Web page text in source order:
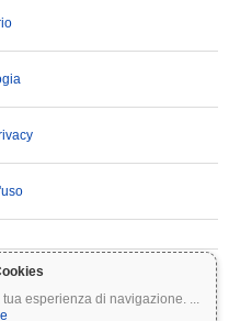
esperienza di navigazione. ...
altamente volatili e comportano
investimento. Tutte le informazioni
informativo e non costituiscono